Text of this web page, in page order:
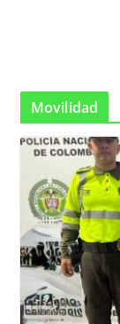
Movilidad